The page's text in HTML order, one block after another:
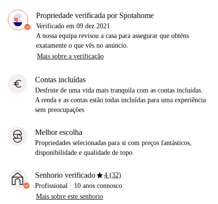
Propriedade verificada por Spotahome
Verificado em 09 dez 2021
A nossa equipa revisou a casa para assegurar que obténs
exatamente o que vês no anúncio.
Mais sobre a verificação
euro Contas incluídas
Desfrute de uma vida mais tranquila com as contas incluídas.
A renda e as contas estão todas incluídas para uma experiência
sem preocupações
Melhor escolha
Propriedades selecionadas para si com preços fantásticos,
disponibilidade e qualidade de topo.
Senhorio verificadostar4 (32)
Profissional · 10 anos connosco
Mais sobre este senhorio